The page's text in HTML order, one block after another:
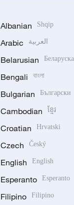
Albanian Shqip
Arabic العربية
Belarusian
Bengali বাংলা
Bulgarian Български
Cambodian ខ្មែរ
Croatian Hrvatski
Czech Český
English English
Esperanto Esperanto
Filipino Filipino